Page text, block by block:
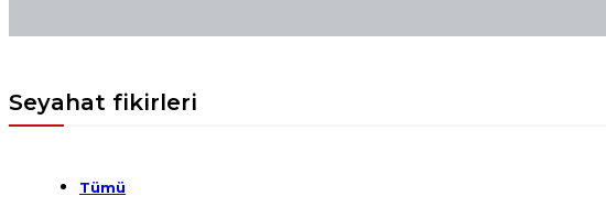
Seyahat fikirleri
Tümü